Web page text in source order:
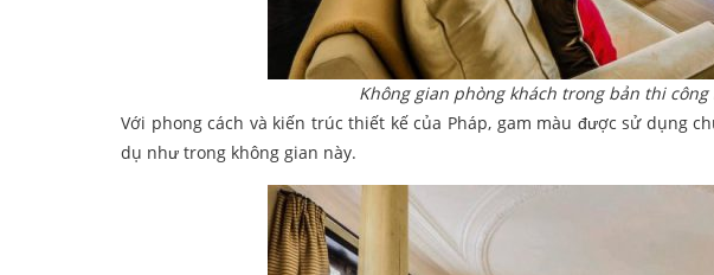
Không gian phòng khách trong bản thi
Với phong cách và kiến trúc thiết kế của Pháp, gam màu được sử dụng
dụ như trong không gian này.